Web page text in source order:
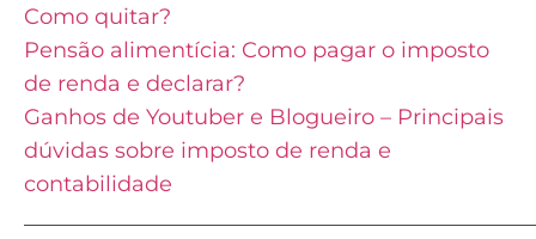
Como quitar?
Pensão alimentícia: Como pagar o imposto
de renda e declarar?
Ganhos de Youtuber e Blogueiro – Principais
dúvidas sobre imposto de renda e
contabilidade